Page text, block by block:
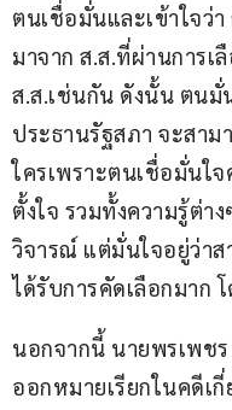
ตนเชื่อมั่นและเข้าใจว่า
มาจาก ส.ส.ที่ผ่านการเ
ส.ส.เช่นกัน ดังนั้น ตนมั่
ประธานรัฐสภา จะสาม
ใครเพราะตนเชื่อมั่นใ
ตั้งใจ รวมทั้งความรู้ต่า
วิจารณ์ แต่มั่นใจอยู่ว่า
ได้รับการคัดเลือกมาก
นอกจากนี้ นายพรเพช
ออกหมายเรียกในคดีเ